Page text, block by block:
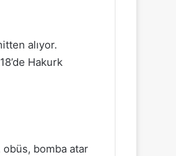
alıyor.
Hakurk
bomba atar